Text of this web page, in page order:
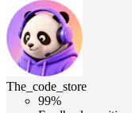
The_code_store
99%